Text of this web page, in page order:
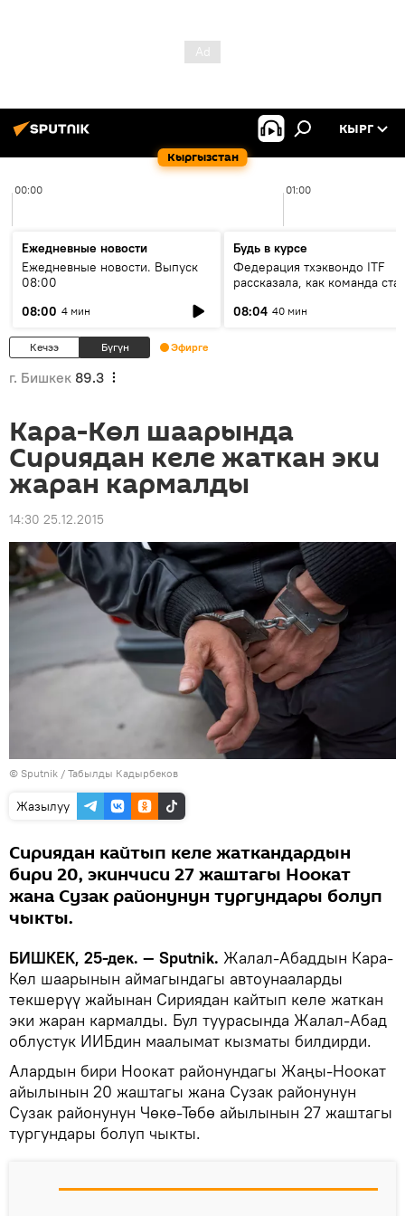
Кыргызстан
КЫРГ
00:00 01:00
Ежедневные новости
Ежедневные новости. Выпуск
08:00
08:00 4 мин
Будь в курсе
Федерация тхэквондо ITF
рассказала, как команда
08:04 40 мин
Кечээ Бүгүн Эфирге
г. Бишкек 89.3
Кара-Көл шаарында
Сириядан келе жаткан эки
жаран кармалды
14:30 25.12.2015
© Sputnik / Табылды Кадырбеков
Жазылуу
Сириядан кайтып келе жаткандардын
бири 20, экинчиси 27 жаштагы Ноокат
жана Сузак районунун тургундары болуп
чыкты.
БИШКЕК, 25-дек. — Sputnik. Жалал-Абаддын Кара-
Көл шаарынын аймагындагы автоунааларды
текшерүү жайынан Сириядан кайтып келе жаткан
эки жаран кармалды. Бул туурасында Жалал-Абад
облустук ИИБдин маалымат кызматы билдирди.
Алардын бири Ноокат районундагы Жаңы-Ноокат
айылынын 20 жаштагы жана Сузак районунун
Сузак районунун Чөкө-Төбө айылынын 27 жаштагы
тургундары болуп чыкты.